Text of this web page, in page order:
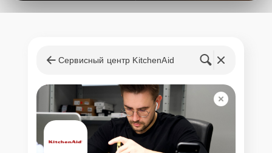
запчастей
Для всех клиентов действуют демократичные и фиксированные
цены. Конечная стоимость работ обсуждается с клиентом и не в
коем случае не может измениться в процессе работ. Сервис не
навязывает клиентам дополнительные услуги и не
предусматривает скрытые платежи. Рассчитать предварительную
стоимость ремонта можно с помощью нашегоКалькулятора
Сервисный центр KitchenAid